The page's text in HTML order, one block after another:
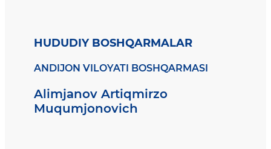
HUDUDIY BOSHQARMALAR
ANDIJON VILOYATI BOSHQARMASI
Alimjanov Artiqmirzo
Muqumjonovich